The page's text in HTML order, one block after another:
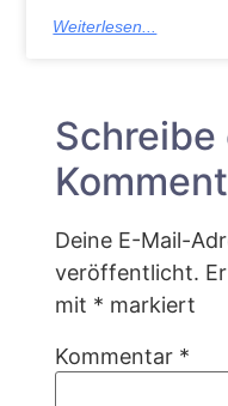
Weiterlesen...
Schreibe
Deine E-Mail-
veröffentlicht.
mit * markiert
Kommentar *